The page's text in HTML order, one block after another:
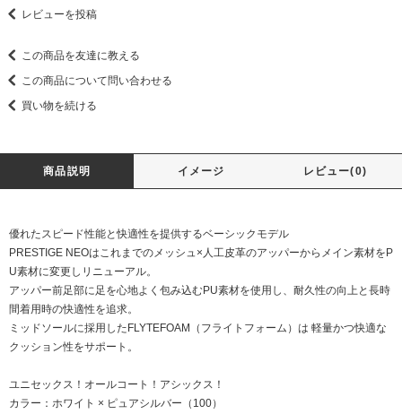
レビューを投稿
この商品を友達に教える
この商品について問い合わせる
買い物を続ける
商品説明 イメージ レビュー(0)
優れたスピード性能と快適性を提供するベーシックモデル
PRESTIGE NEOはこれまでのメッシュ×人工皮革のアッパーからメイン素材をP
U素材に変更しリニューアル。
アッパー前足部に足を心地よく包み込むPU素材を使用し、耐久性の向上と長時
間着用時の快適性を追求。
ミッドソールに採用したFLYTEFOAM（フライトフォーム）は 軽量かつ快適な
クッション性をサポート。
ユニセックス！オールコート！アシックス！
カラー：ホワイト × ピュアシルバー（100）